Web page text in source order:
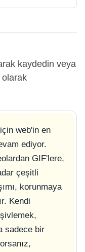
kaydedin veya
olarak
web'in en
ediyor.
GIF'lere,
çeşitli
korunmaya
Kendi
sadece bir